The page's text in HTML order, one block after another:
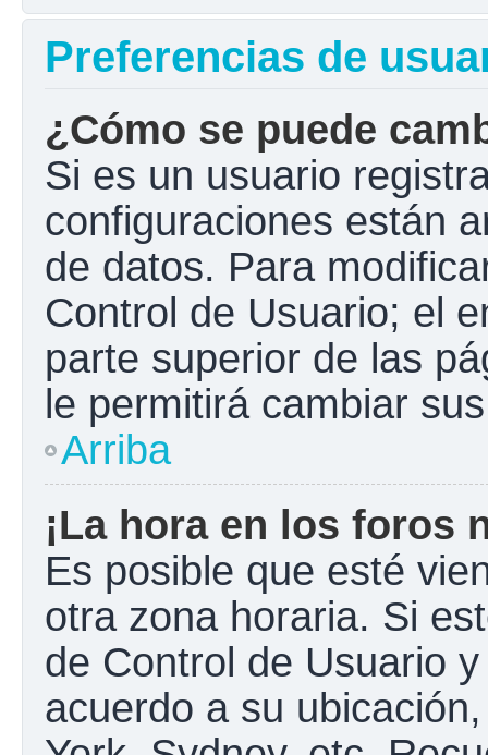
Preferencias de
¿Cómo se puede
Si es un usuario
configuraciones están
de datos. Para
Control de Usuario; el
parte superior de las
le permitirá cambiar
Arriba
¡La hora en los foros
Es posible que esté
otra zona horaria. Si
de Control de Usuario
acuerdo a su